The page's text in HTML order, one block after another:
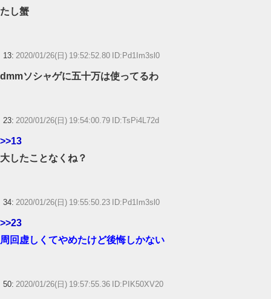
たし蟹
13: 2020/01/26(日) 19:52:52.80 ID:Pd1Im3sl0
dmmソシャゲに五十万は使ってるわ
23: 2020/01/26(日) 19:54:00.79 ID:TsPi4L72d
>>13
大したことなくね？
34: 2020/01/26(日) 19:55:50.23 ID:Pd1Im3sl0
>>23
周回虚しくてやめたけど後悔しかない
50: 2020/01/26(日) 19:57:55.36 ID:PIK50XV20